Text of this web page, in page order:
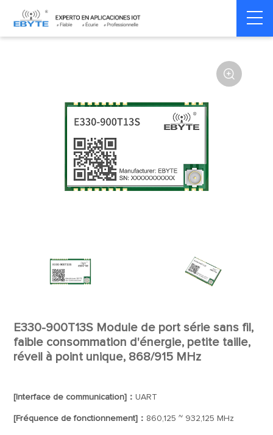
Home > Module > SPI/SOC/UART

E330-900T13S Module de port série sans fil,
faible consommation d'énergie, petite taille,
réveil à point unique, 868/915 MHz
[Interface de communication]：UART
[Fréquence de fonctionnement]： 860,125 ~ 932,125 MHz